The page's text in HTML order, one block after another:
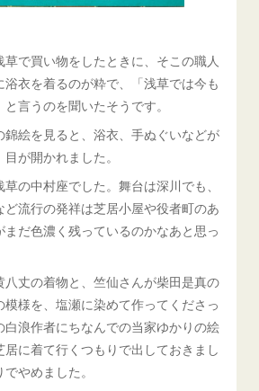
で買い物をしたときに、そこの職人
浴衣を着るのが粋で、「浅草では今も
言うのを聞いたそうです。
錦絵を見ると、浴衣、手ぬぐいなどが
が開かれました。
の中村座でした。舞台は深川でも、
ど流行の発祥は芝居小屋や役者町のあ
まだ色濃く残っているのかなあと思っ
八丈の着物と、竺仙さんが柴田是真の
様を、塩瀬に染めて作ってくださっ
白浪作者にちなんでの当家ゆかりの絵
に着て行くつもりで出しておきまし
やめました。